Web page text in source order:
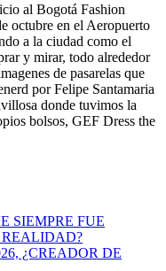
al Bogotá Fashion
octubre en el Aeropuerto
a la ciudad como el
y mirar, todo alrededor
de pasarelas que
por Felipe Santamaria
donde tuvimos la
bolsos, GEF Dress the
SIEMPRE FUE
REALIDAD?
¿CREADOR DE